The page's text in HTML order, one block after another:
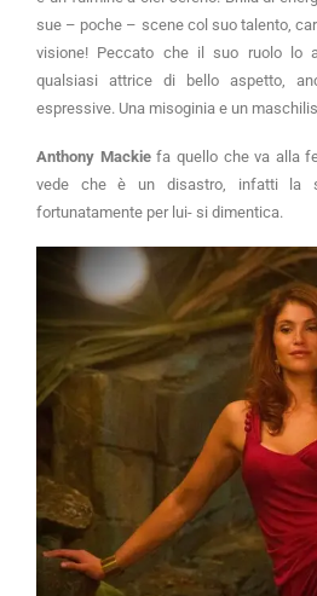
sue – poche – scene col suo talento,
visione! Peccato che il suo ruolo lo
qualsiasi attrice di bello aspetto,
espressive. Una misoginia e un
Anthony Mackiefa quello che va alla
vede che è un disastro, infatti la
fortunatamente per lui- si dimentica.